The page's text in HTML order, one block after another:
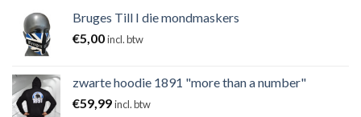
Bruges Till I die mondmaskers
€5,00incl. btw
zwarte hoodie 1891 "more than a number"
€59,99incl. btw